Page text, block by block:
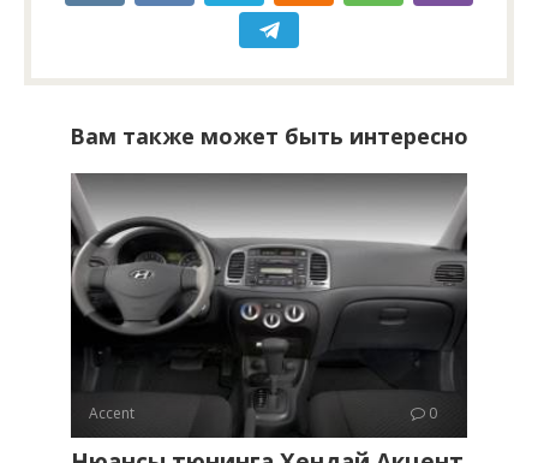
Вам также может быть интересно
Accent 0